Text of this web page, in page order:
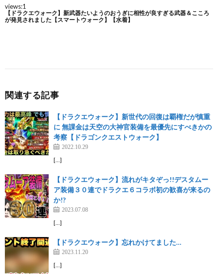
関連する記事
【ドラクエウォーク】新世代の回復は覇権だが慎重
に 無課金は天空の大神官装備を最優先にすべきかの
考察【ドラゴンクエストウォーク】
2022.10.29
[…]
【ドラクエウォーク】流れがキタぞっ!!デスタムー
ア装備３０連でドラクエ６コラボ初の歓喜が来るの
か!?
2023.07.08
[…]
【ドラクエウォーク】忘れかけてました…
2023.11.20
[…]